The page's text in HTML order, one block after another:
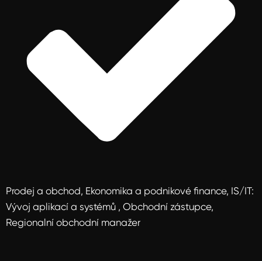
Prodej a obchod, Ekonomika a podnikové finance, IS/IT:
Vývoj aplikací a systémů , Obchodní zástupce,
Regionalní obchodní manažer